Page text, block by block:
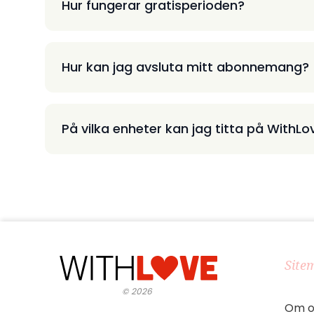
Hur fungerar gratisperioden?
Hur kan jag avsluta mitt abonnemang?
På vilka enheter kan jag titta på
©2026
Om